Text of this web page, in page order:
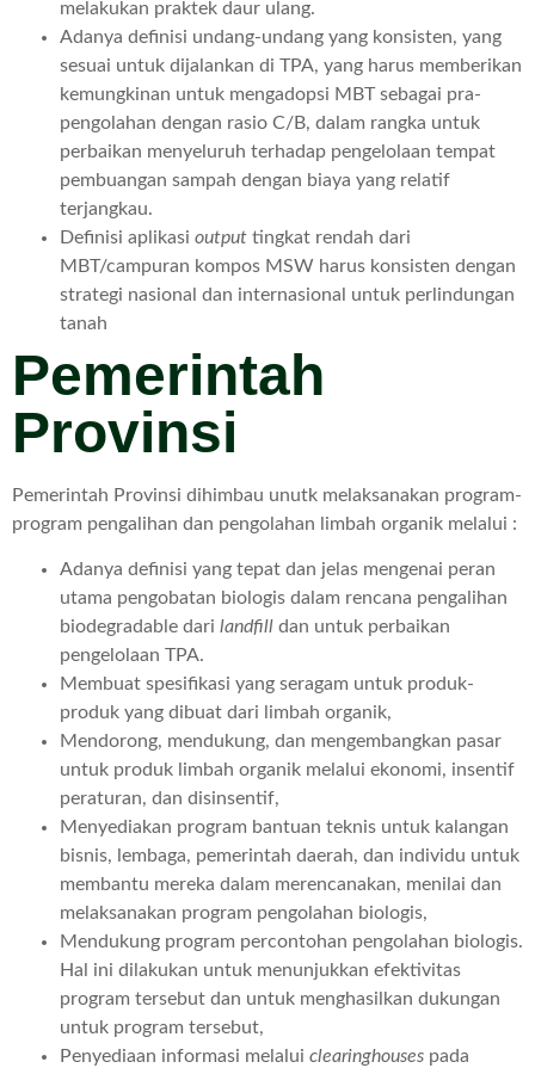
melakukan praktek daur ulang.
Adanya definisi undang-undang yang konsisten, yang
sesuai untuk dijalankan di TPA, yang harus memberikan
kemungkinan untuk mengadopsi MBT sebagai pra-
pengolahan dengan rasio C/B, dalam rangka untuk
perbaikan menyeluruh terhadap pengelolaan tempat
pembuangan sampah dengan biaya yang relatif
terjangkau.
Definisi aplikasi output tingkat rendah dari
MBT/campuran kompos MSW harus konsisten dengan
strategi nasional dan internasional untuk perlindungan
tanah
Pemerintah
Provinsi
Pemerintah Provinsi dihimbau unutk melaksanakan program-
program pengalihan dan pengolahan limbah organik melalui :
Adanya definisi yang tepat dan jelas mengenai peran
utama pengobatan biologis dalam rencana pengalihan
biodegradable dari landfill dan untuk perbaikan
pengelolaan TPA.
Membuat spesifikasi yang seragam untuk produk-
produk yang dibuat dari limbah organik,
Mendorong, mendukung, dan mengembangkan pasar
untuk produk limbah organik melalui ekonomi, insentif
peraturan, dan disinsentif,
Menyediakan program bantuan teknis untuk kalangan
bisnis, lembaga, pemerintah daerah, dan individu untuk
membantu mereka dalam merencanakan, menilai dan
melaksanakan program pengolahan biologis,
Mendukung program percontohan pengolahan biologis.
Hal ini dilakukan untuk menunjukkan efektivitas
program tersebut dan untuk menghasilkan dukungan
untuk program tersebut,
Penyediaan informasi melalui clearinghouses pada